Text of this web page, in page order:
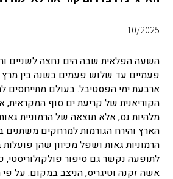
10/2025
השעה הפלאית שבה הים נחצה לשניים
פעמיים עד שלוש פעמים בשנה בין מרץ
ארבעת ימי הפסטיבל. בעולם מתייחסים
הקוריאנית של קריעת ים סוף
מלהיות נס, אלא תוצאה של הרמוניית
הארץ והירח הגורמות למרחקים משתנים
הרמוניות גאות ושפל מכיוון שהן
לתופעה נקשר גם סיפור
אשה זקנה וטיגריס, הניצב במקום. על פי